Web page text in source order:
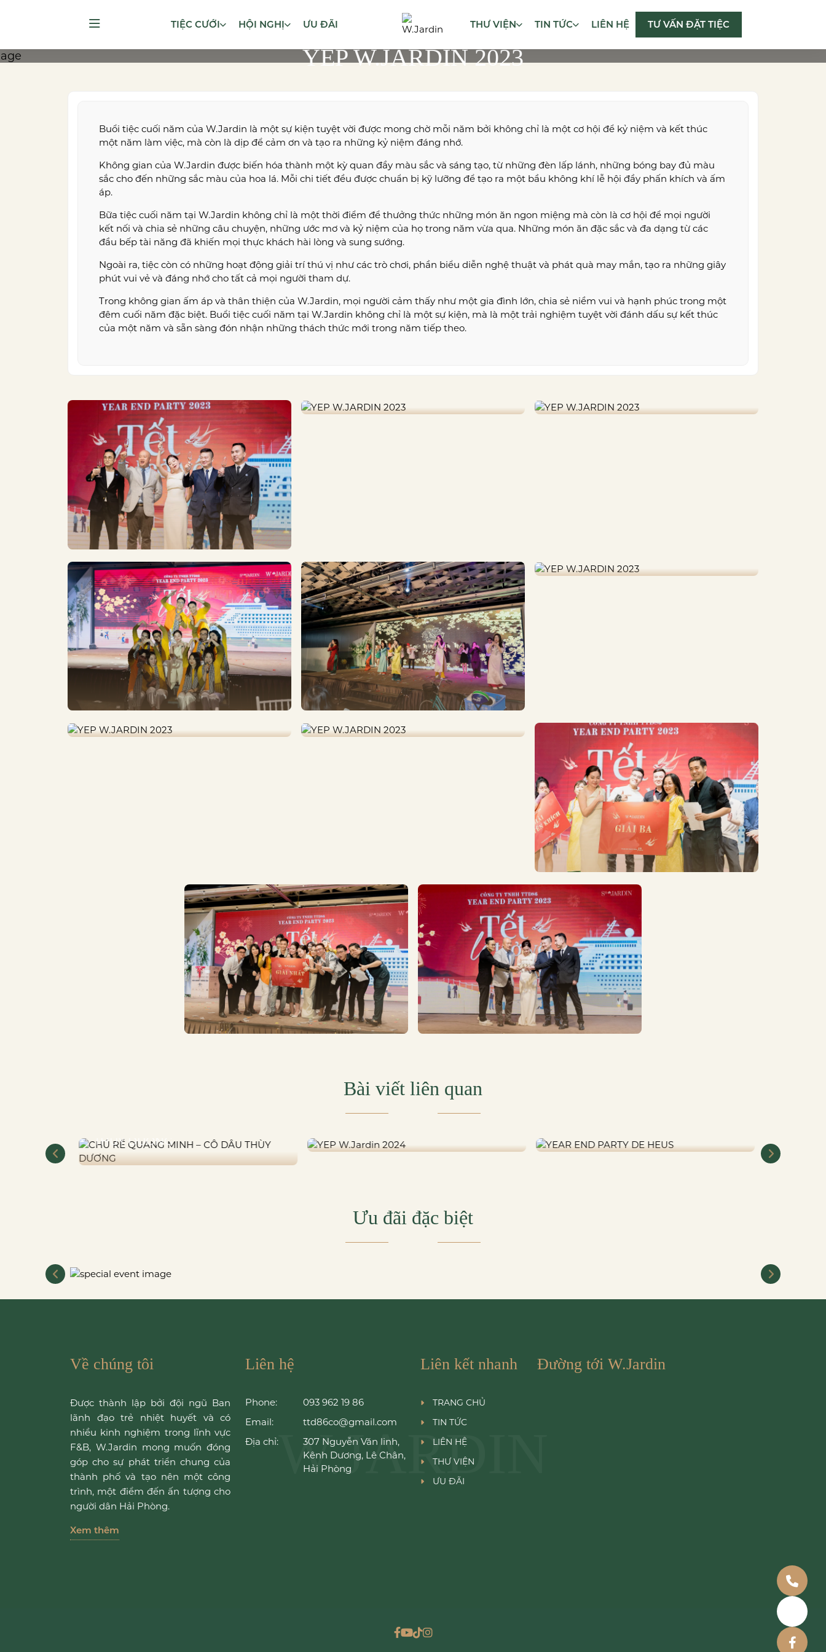
TIỆC CƯỚI HỘI NGHỊ ƯU ĐÃI THƯ VIỆN TIN TỨC LIÊN HỆ TƯ VẤN ĐẶT TIỆC
YEP W.JARDIN 2023
Buổi tiệc cuối năm của W.Jardin là một sự kiện tuyệt vời được mong chờ mỗi năm bởi không chỉ là một cơ hội để kỷ niệm và kết thúc
một năm làm việc, mà còn là dịp để cảm ơn và tạo ra những kỷ niệm đáng nhớ.
Không gian của W.Jardin được biến hóa thành một kỳ quan đầy màu sắc và sáng tạo, từ những đèn lấp lánh, những bóng bay đủ màu
sắc cho đến những sắc màu của hoa lá. Mỗi chi tiết đều được chuẩn bị kỹ lưỡng để tạo ra một bầu không khí lễ hội đầy phấn khích và ấm
áp.
Bữa tiệc cuối năm tại W.Jardin không chỉ là một thời điểm để thưởng thức những món ăn ngon miệng mà còn là cơ hội để mọi người
kết nối và chia sẻ những câu chuyện, những ước mơ và kỷ niệm của họ trong năm vừa qua. Những món ăn đặc sắc và đa dạng từ các
đầu bếp tài năng đã khiến mọi thực khách hài lòng và sung sướng.
Ngoài ra, tiệc còn có những hoạt động giải trí thú vị như các trò chơi, phần biểu diễn nghệ thuật và phát quà may mắn, tạo ra những giây
phút vui vẻ và đáng nhớ cho tất cả mọi người tham dự.
Trong không gian ấm áp và thân thiện của W.Jardin, mọi người cảm thấy như một gia đình lớn, chia sẻ niềm vui và hạnh phúc trong một
đêm cuối năm đặc biệt. Buổi tiệc cuối năm tại W.Jardin không chỉ là một sự kiện, mà là một trải nghiệm tuyệt vời đánh dấu sự kết thúc
của một năm và sẵn sàng đón nhận những thách thức mới trong năm tiếp theo.
Bài viết liên quan
THÙY DƯƠNG
Ưu đãi đặc biệt
Về chúng tôi
Được thành lập bởi đội ngũ Ban
lãnh đạo trẻ nhiệt huyết và có
nhiều kinh nghiệm trong lĩnh vực
F&B, W.Jardin mong muốn đóng
góp cho sự phát triển chung của
thành phố và tạo nên một công
trình, một điểm đến ấn tượng cho
người dân Hải Phòng.
Xem thêm
Liên hệ
Phone:
093 962 19 86
Email:
ttd86co@gmail.com
Địa chỉ:
307 Nguyễn Văn linh,
Kênh Dương, Lê Chân,
Hải Phòng
Liên kết nhanh
TRANG CHỦ
TIN TỨC
LIÊN HỆ
THƯ VIỆN
ƯU ĐÃI
Đường tới W.Jardin
W.JARDIN